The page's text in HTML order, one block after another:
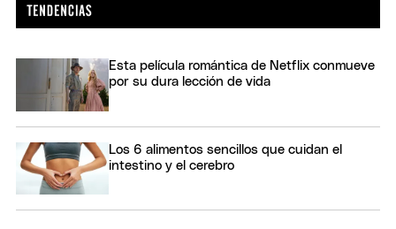
Esta película romántica de Netflix conmueve
por su dura lección de vida
Los 6 alimentos sencillos que cuidan el
intestino y el cerebro